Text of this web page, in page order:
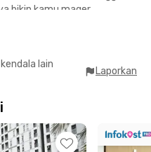
bikin kamu mager
area komunal,
bagian dari fasilitas
Kampus BSD cukup
BSD untuk ke kampus.
lain
Laporkan